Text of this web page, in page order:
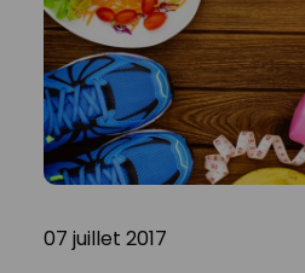
07 juillet 2017